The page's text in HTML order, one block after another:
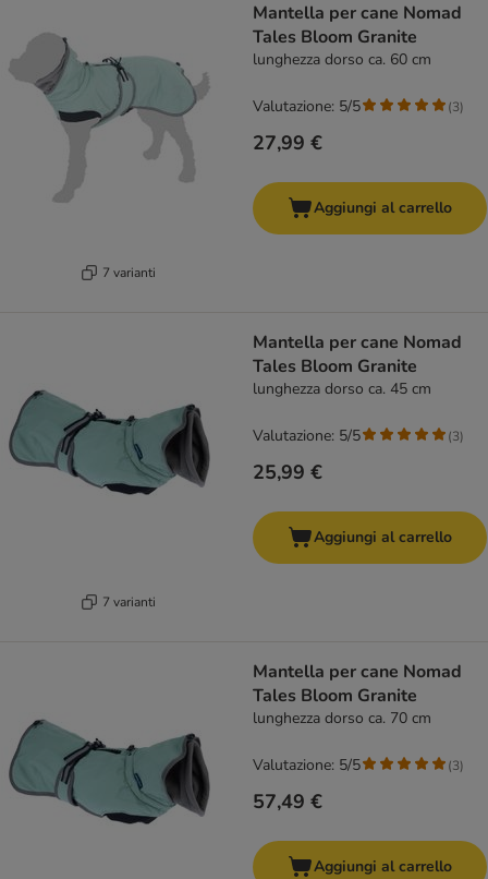
7 varianti
Mantella per cane Nomad
Tales Bloom Granite
lunghezza dorso ca. 60 cm
27,99 €
Valutazione: 5/5 (3)
Aggiungi al carrello
7 varianti
Mantella per cane Nomad
Tales Bloom Granite
lunghezza dorso ca. 45 cm
25,99 €
Valutazione: 5/5 (3)
Aggiungi al carrello
Mantella per cane Nomad
Tales Bloom Granite
lunghezza dorso ca. 70 cm
57,49 €
Valutazione: 5/5 (3)
Aggiungi al carrello